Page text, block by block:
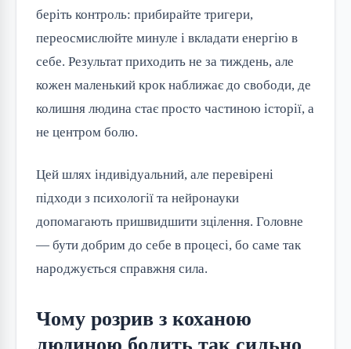
беріть контроль: прибирайте тригери,
переосмислюйте минуле і вкладати енергію в
себе. Результат приходить не за тиждень, але
кожен маленький крок наближає до свободи, де
колишня людина стає просто частиною історії, а
не центром болю.
Цей шлях індивідуальний, але перевірені
підходи з психології та нейронауки
допомагають пришвидшити зцілення. Головне
— бути добрим до себе в процесі, бо саме так
народжується справжня сила.
Чому розрив з коханою